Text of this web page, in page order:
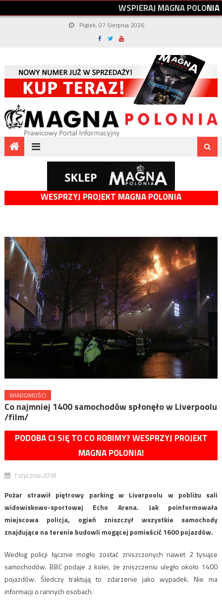
WSPIERAJMAGNAPOLONIA
Piątek, 07 Sierpnia 2026
WESPRZYJ PROJEKT MAGNA POLONIA
WIADOMOŚCI
Co najmniej 1400 samochodów spłonęło w Liverpoolu
/film/
PODOBA CI SIĘ TO CO ROBIMY? WESPRZYJ PROJEKT
MAGNA POLONIA!
1 stycznia 2018
Pożar strawił piętrowy parking w Liverpoolu w pobliżu sali
widowiskowo-sportowej Echo Arena. Jak poinformowała
miejscowa policja, ogień zniszczył wszystkie samochody
znajdujące na terenie budowli mogącej pomieścić 1600 pojazdów.
Według policji łącznie mogło zostać zniszczonych nawet 2 tysiące
samochodów. BBC podaje z kolei, że zniszczeniu uległo około 1400
pojazdów. Śledczy traktują to zdarzenie jako wypadek. Nie ma
informacji o rannych osobach.